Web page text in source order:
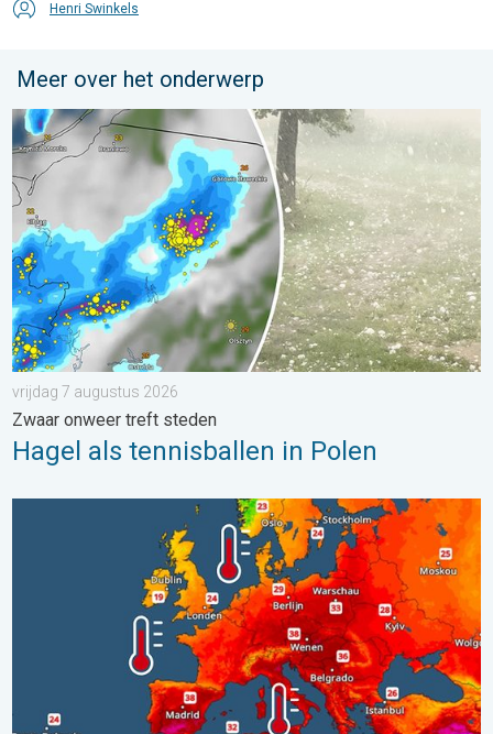
Henri Swinkels
Meer over het onderwerp
Hagel als tennisballen in Polen. Zwaar onweer treft steden. . .
vrijdag 7 augustus 2026
Zwaar onweer treft steden
Hagel als tennisballen in Polen
Europese zeeën zijn ongewoon warm. Tot 30 graden. . .